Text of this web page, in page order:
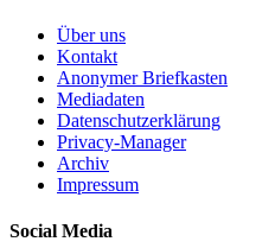
Über uns
Kontakt
Anonymer Briefkasten
Mediadaten
Datenschutzerklärung
Privacy-Manager
Archiv
Impressum
Social Media